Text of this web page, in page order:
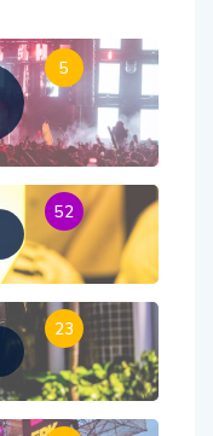
5
52
23